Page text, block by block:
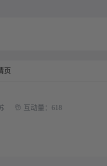
页
互动量：618